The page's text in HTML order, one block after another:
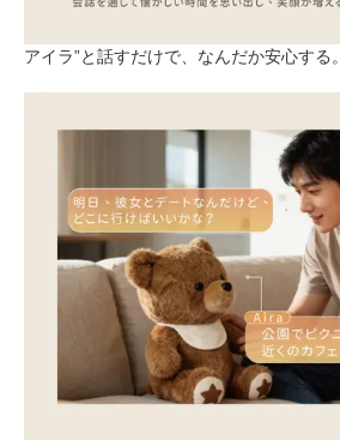
アイラ”と話すだけで、なんだか安心する。